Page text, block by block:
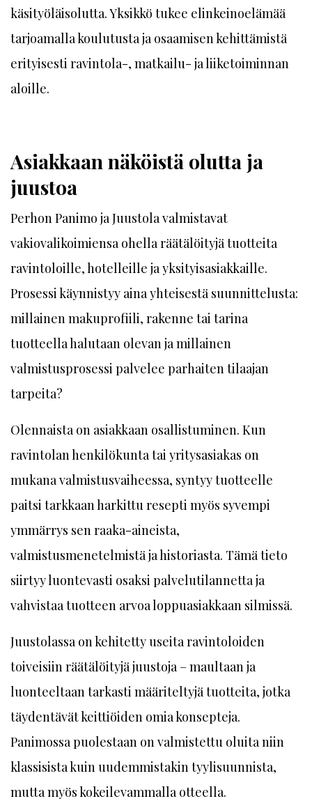
käsityöläisolutta. Yksikkö tukee elinkeinoelämää
tarjoamalla koulutusta ja osaamisen kehittämistä
erityisesti ravintola-, matkailu- ja liiketoiminnan
aloille.
Asiakkaan näköistä olutta ja
juustoa
Perhon Panimo ja Juustola valmistavat
vakiovalikoimiensa ohella räätälöityjä tuotteita
ravintoloille, hotelleille ja yksityisasiakkaille.
Prosessi käynnistyy aina yhteisestä suunnittelusta:
millainen makuprofiili, rakenne tai tarina
tuotteella halutaan olevan ja millainen
valmistusprosessi palvelee parhaiten tilaajan
tarpeita?
Olennaista on asiakkaan osallistuminen. Kun
ravintolan henkilökunta tai yritysasiakas on
mukana valmistusvaiheessa, syntyy tuotteelle
paitsi tarkkaan harkittu resepti myös syvempi
ymmärrys sen raaka-aineista,
valmistusmenetelmistä ja historiasta. Tämä tieto
siirtyy luontevasti osaksi palvelutilannetta ja
vahvistaa tuotteen arvoa loppuasiakkaan silmissä.
Juustolassa on kehitetty useita ravintoloiden
toiveisiin räätälöityjä juustoja – maultaan ja
luonteeltaan tarkasti määriteltyjä tuotteita, jotka
täydentävät keittiöiden omia konsepteja.
Panimossa puolestaan on valmistettu oluita niin
klassisista kuin uudemmistakin tyylisuunnista,
mutta myös kokeilevammalla otteella.